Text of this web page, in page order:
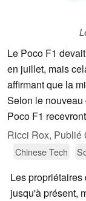
Le Poco F1
en juillet, mais
affirmant que la
Selon le
Poco F1
Ricci Rox, Publié
Chinese Tech
Les propriétaires
jusqu'à présent,